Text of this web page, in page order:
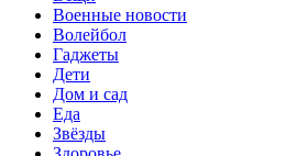
Военные новости
Волейбол
Гаджеты
Дети
Дом и сад
Еда
Звёзды